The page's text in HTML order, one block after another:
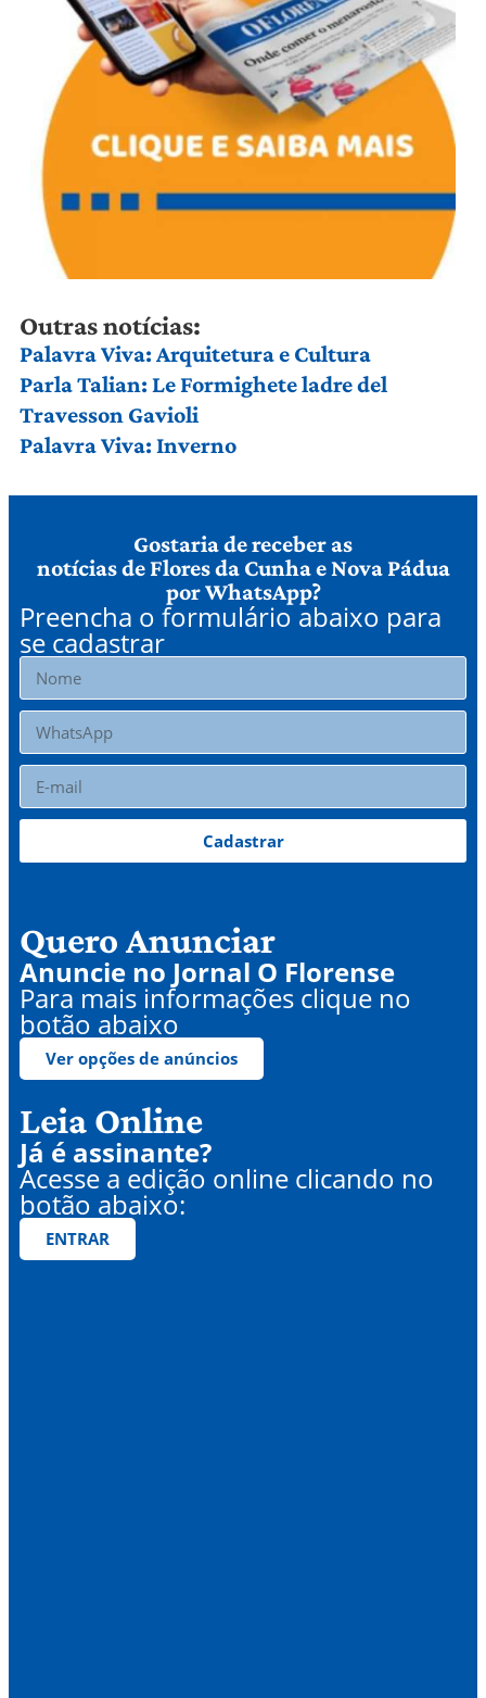
Outras notícias:
Palavra Viva: Arquitetura e Cultura
Parla Talian: Le Formighete ladre del
Travesson Gavioli
Palavra Viva: Inverno
Gostaria de receber as
notícias de Flores da Cunha e Nova Pádua
por WhatsApp?
Preencha o formulário abaixo para
se cadastrar
Cadastrar
Quero Anunciar
Anuncie no Jornal O Florense
Para mais informações clique no
botão abaixo
Ver opções de anúncios
Leia Online
Já é assinante?
Acesse a edição online clicando no
botão abaixo:
ENTRAR